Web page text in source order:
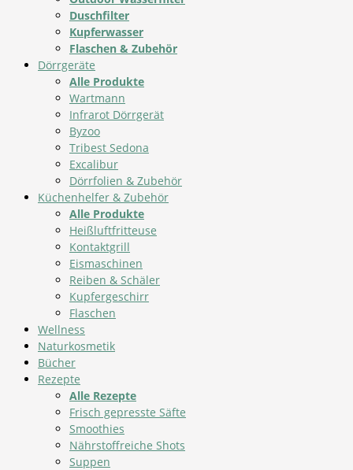
Duschfilter
Kupferwasser
Flaschen & Zubehör
Dörrgeräte
Alle Produkte
Wartmann
Infrarot Dörrgerät
Byzoo
Tribest Sedona
Excalibur
Dörrfolien & Zubehör
Küchenhelfer & Zubehör
Alle Produkte
Heißluftfritteuse
Kontaktgrill
Eismaschinen
Reiben & Schäler
Kupfergeschirr
Flaschen
Wellness
Naturkosmetik
Bücher
Rezepte
Alle Rezepte
Frisch gepresste Säfte
Smoothies
Nährstoffreiche Shots
Suppen